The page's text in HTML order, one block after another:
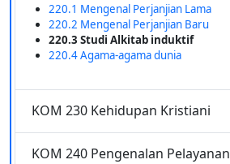
220.1 Mengenal Perjanjian Lama
220.2 Mengenal Perjanjian Baru
220.3 Studi Alkitab induktif
220.4 Agama-agama dunia
KOM 230 Kehidupan Kristiani
KOM 240 Pengenalan Pelayanan